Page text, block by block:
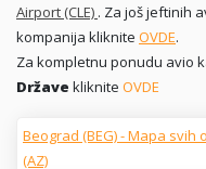
Airport (CLE) . Za još jeftinih
kompanija kliknite OVDE.
Za kompletnu ponudu avio
Države kliknite OVDE
Beograd (BEG) - Mapa
(AZ)